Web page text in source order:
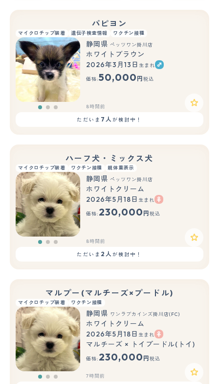
パピヨン
マイクロチップ装着 遺伝子検査情報 ワクチン接種
もっと見る
静岡県 ペッツワン掛川店
ホワイトブラウン
2026年3月13日 生まれ
価格:50,000 円 税込
8時間前
ただいま 7人が検討中！
ハーフ犬・ミックス犬
マイクロチップ装着 ワクチン接種 親体重表示
もっと見る
静岡県 ペッツワン掛川店
ホワイトクリーム
2026年5月18日 生まれ
価格: 230,000 円 税込
8時間前
ただいま 2人が検討中！
マルプー(マルチーズ×プードル)
マイクロチップ装着 ワクチン接種
もっと見る
静岡県 ワンラブカインズ掛川店(FC)
ホワイトクリーム
2026年5月18日 生まれ
マルチーズ × トイプードル(トイ)
価格: 230,000 円 税込
7時間前